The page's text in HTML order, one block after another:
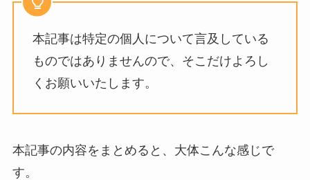
本記事は特定の個人について言及している
ものではありませんので、そこだけよろし
くお願いいたします。
本記事の内容をまとめると、大体こんな感じで
す。